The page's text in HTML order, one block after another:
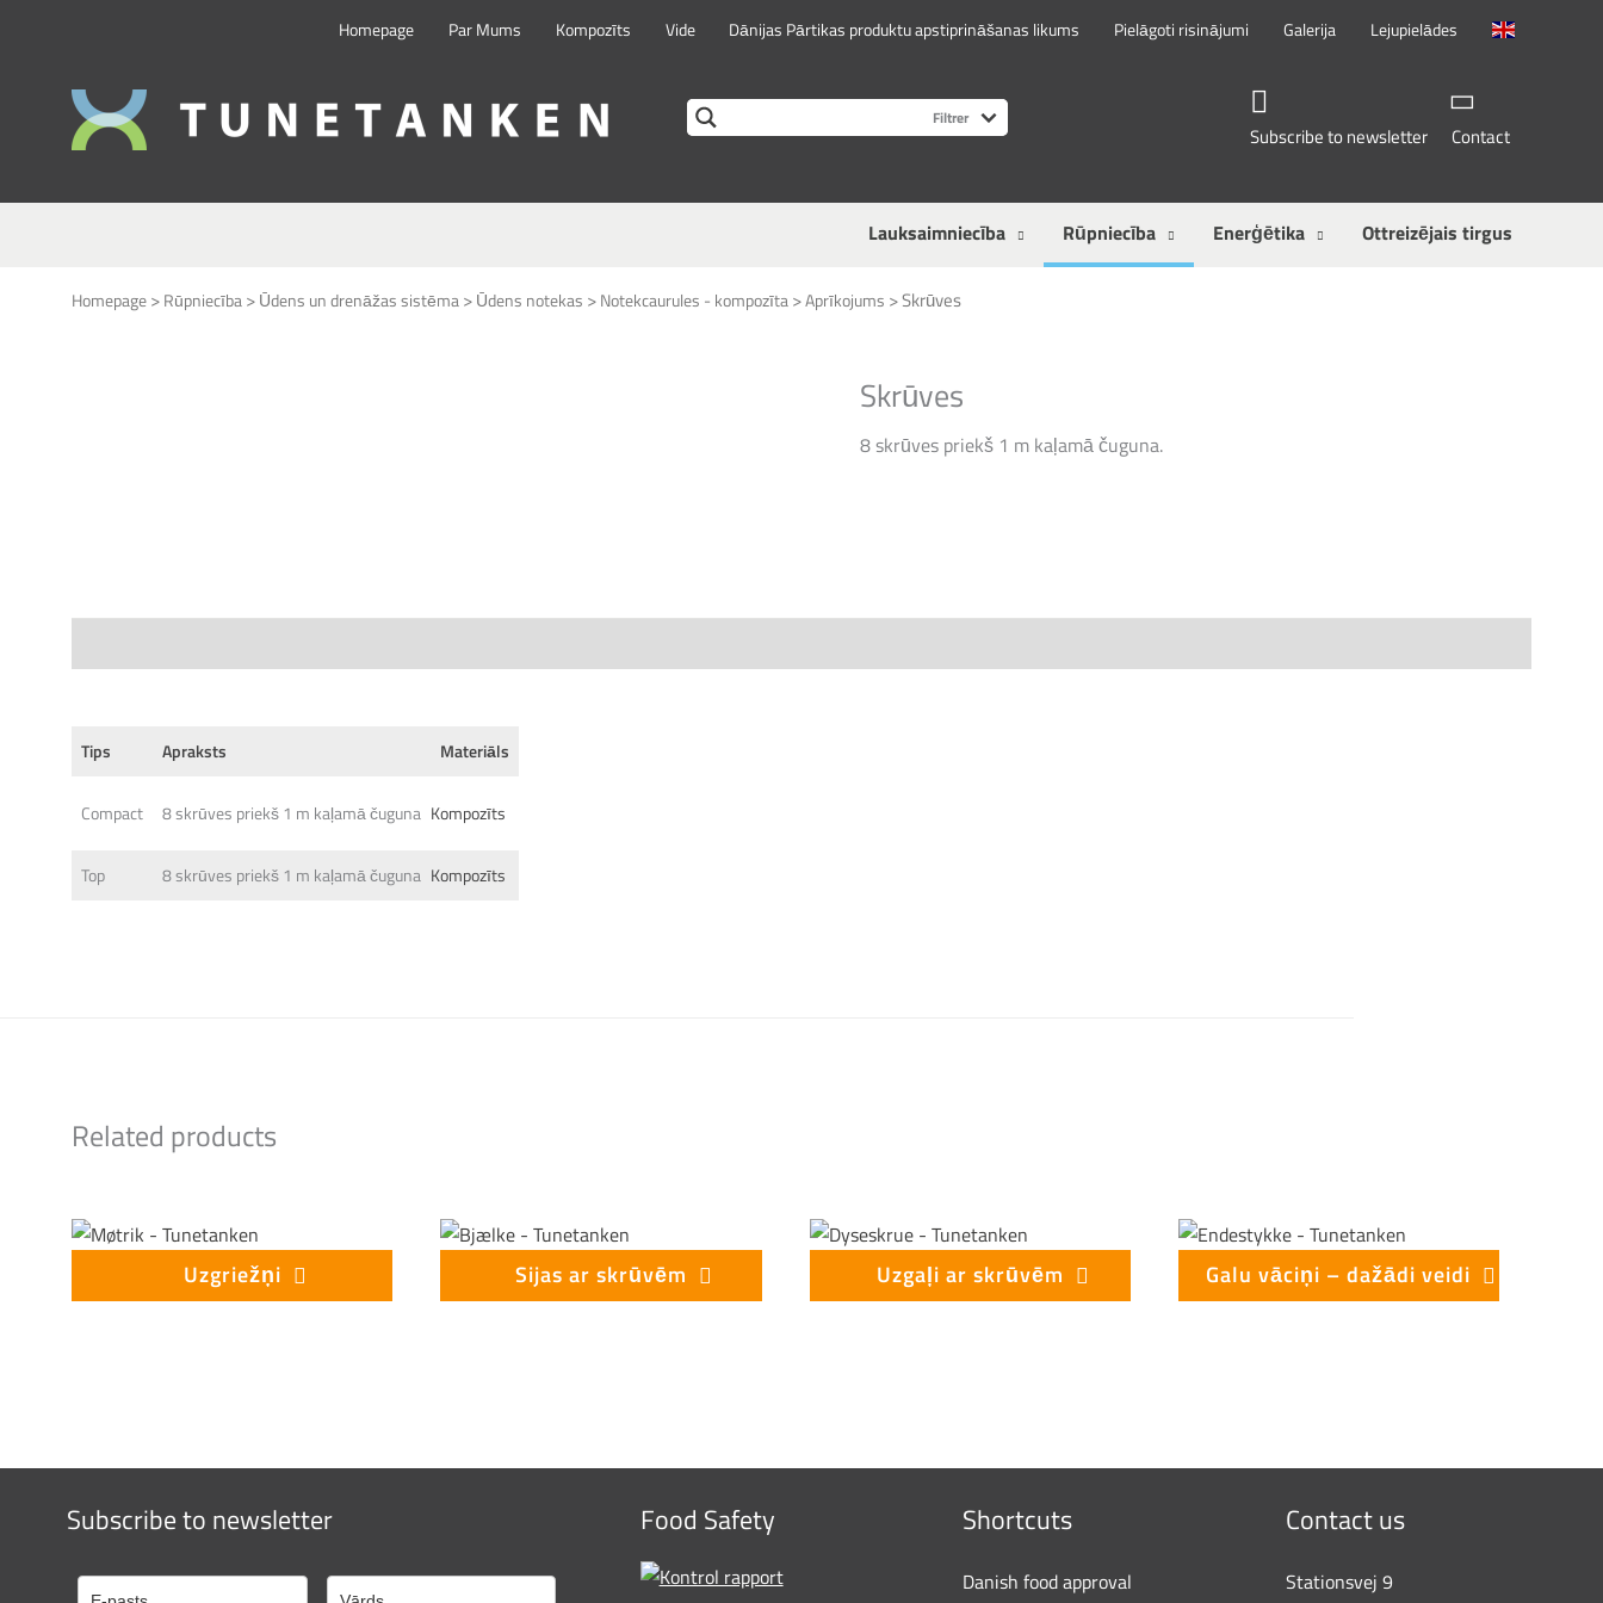
Homepage Par Mums Kompozīts Vide Dānijas Pārtikas produktu apstiprināšanas likums Pielāgoti risinājumi Galerija Lejupielādes
Subscribe to newsletter Contact
Lauksaimniecība Rūpniecība Enerģētika Ottreizējais tirgus
Homepage > Rūpniecība > Ūdens un drenāžas sistēma > Ūdens notekas > Notekcaurules - kompozīta >Aprīkojums >Skrūves
Skrūves
8 skrūves priekš 1 m kaļamā čuguna.
Tips Apraksts Materiāls
Compact 8 skrūves priekš 1 m kaļamā čuguna Kompozīts
Top 8 skrūves priekš 1 m kaļamā čuguna Kompozīts
Related products
Uzgriežņi Sijas ar skrūvēm Uzgaļi ar skrūvēm Galu vāciņi – dažādi veidi
Subscribe to newsletter Food Safety Shortcuts
Danish food approval
Contact us
Stationsvej 9